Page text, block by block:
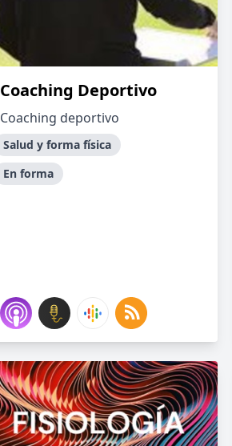
Coaching Deportivo
Coaching deportivo
Salud y forma física
En forma